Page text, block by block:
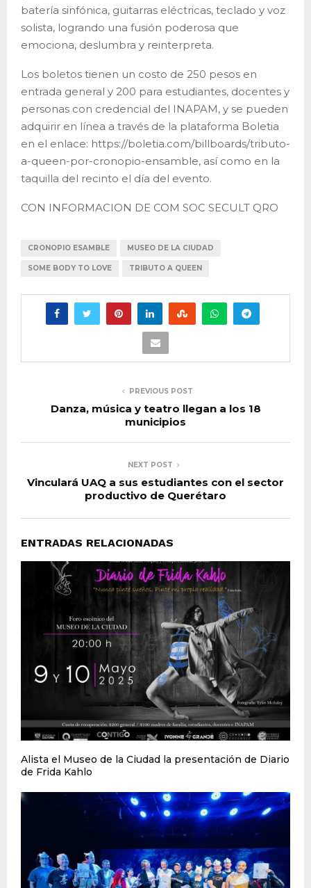
batería sinfónica, guitarras eléctricas, teclado y voz
solista, logrando una fusión poderosa que
emociona, deslumbra y reinterpreta.
Los boletos tienen un costo de 250 pesos en
entrada general y 200 para estudiantes, docentes y
personas con credencial del INAPAM, y se pueden
adquirir en línea a través de la plataforma Boletia
en el enlace: https://boletia.com/billboards/tributo-
a-queen-por-cronopio-ensamble, así como en la
taquilla del recinto el día del evento.
CON INFORMACION DE COM SOC SECULT QRO
CRONOPIO ESAMBLE MUSEO DE LA CIUDAD
SOME BODY TO LOVE TRIBUTO A QUEEN
PREVIOUS POST
Danza, música y teatro llegan a los 18
municipios
NEXT POST
Vinculará UAQ a sus estudiantes con el sector
productivo de Querétaro
ENTRADAS RELACIONADAS
Alista el Museo de la Ciudad la presentación de Diario
de Frida Kahlo